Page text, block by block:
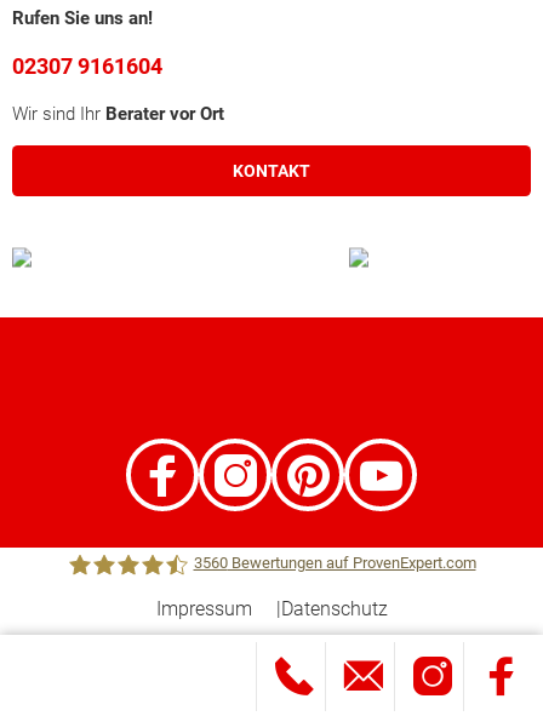
Rufen Sie uns an!
02307 9161604
Wir sind Ihr Berater vor Ort
KONTAKT
Town &Country Haus Lizenzgeber GmbH
3560Bewertungen auf ProvenExpert.com
Impressum Datenschutz